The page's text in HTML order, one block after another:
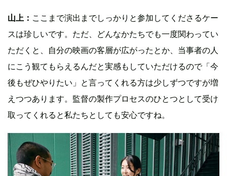
山上： ここまで演出までしっかりと参加してくださるケー
スは珍しいです。ただ、どんなかたちでも一度関わってい
ただくと、自分の映画の客層が広がったとか、当事者の人
にこう観てもらえるんだと実感もしていただけるので「今
後もぜひやりたい」と言ってくれる方は少しずつですが増
えつつあります。監督の製作プロセスのひとつとして受け
取ってくれると私たちとしても安心ですね。